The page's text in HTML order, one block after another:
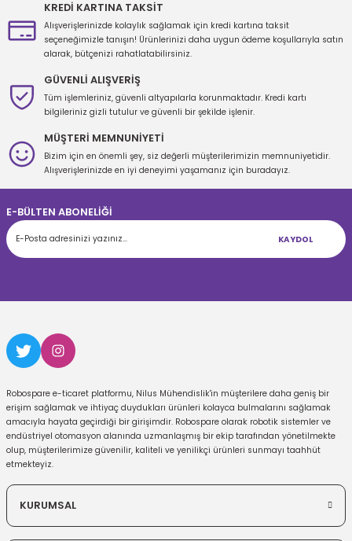
Ürün bilgilerinde hatalar bulunuyor.
Ürün fiyatı diğer sitelerden daha pahalı.
Gönder
KREDİ KARTINA TAKSİT
Alışverişlerinizde kolaylık sağlamak için kredi kartına taksit
seçeneğimizle tanışın! Ürünlerinizi daha uygun ödeme koşullarıyla satın
alarak, bütçenizi rahatlatabilirsiniz.
GÜVENLİ ALIŞVERİŞ
Tüm işlemleriniz, güvenli altyapılarla korunmaktadır. Kredi kartı
bilgileriniz gizli tutulur ve güvenli bir şekilde işlenir.
MÜŞTERİ MEMNUNİYETİ
Bizim için en önemli şey, siz değerli müşterilerimizin memnuniyetidir.
Alışverişlerinizde en iyi deneyimi yaşamanız için buradayız.
E-BÜLTEN ABONELİĞİ
KAYDOL
Robospare e-ticaret platformu, Nilus Mühendislik'in müşterilere daha geniş bir
erişim sağlamak ve ihtiyaç duydukları ürünleri kolayca bulmalarını sağlamak
amacıyla hayata geçirdiği bir girişimdir. Robospare olarak robotik sistemler ve
endüstriyel otomasyon alanında uzmanlaşmış bir ekip tarafından yönetilmekte
olup, müşterilerimize güvenilir, kaliteli ve yenilikçi ürünleri sunmayı taahhüt
etmekteyiz.
KURUMSAL